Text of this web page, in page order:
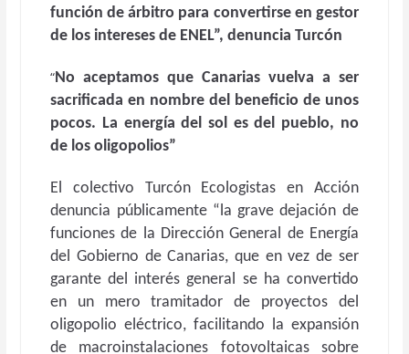
función de árbitro para convertirse en gestor
de los intereses de ENEL”, denuncia Turcón
“No aceptamos que Canarias vuelva a ser
sacrificada en nombre del beneficio de unos
pocos. La energía del sol es del pueblo, no
de los oligopolios”
El colectivo Turcón Ecologistas en Acción
denuncia públicamente “la grave dejación de
funciones de la Dirección General de Energía
del Gobierno de Canarias, que en vez de ser
garante del interés general se ha convertido
en un mero tramitador de proyectos del
oligopolio eléctrico, facilitando la expansión
de macroinstalaciones fotovoltaicas sobre